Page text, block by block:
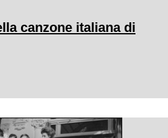
canzone italiana di